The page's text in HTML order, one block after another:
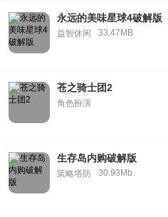
永远的美味星球4破解版
益智休闲 33.47MB
苍之骑士团2
角色扮演
生存岛内购破解版
策略塔防 30.93Mb